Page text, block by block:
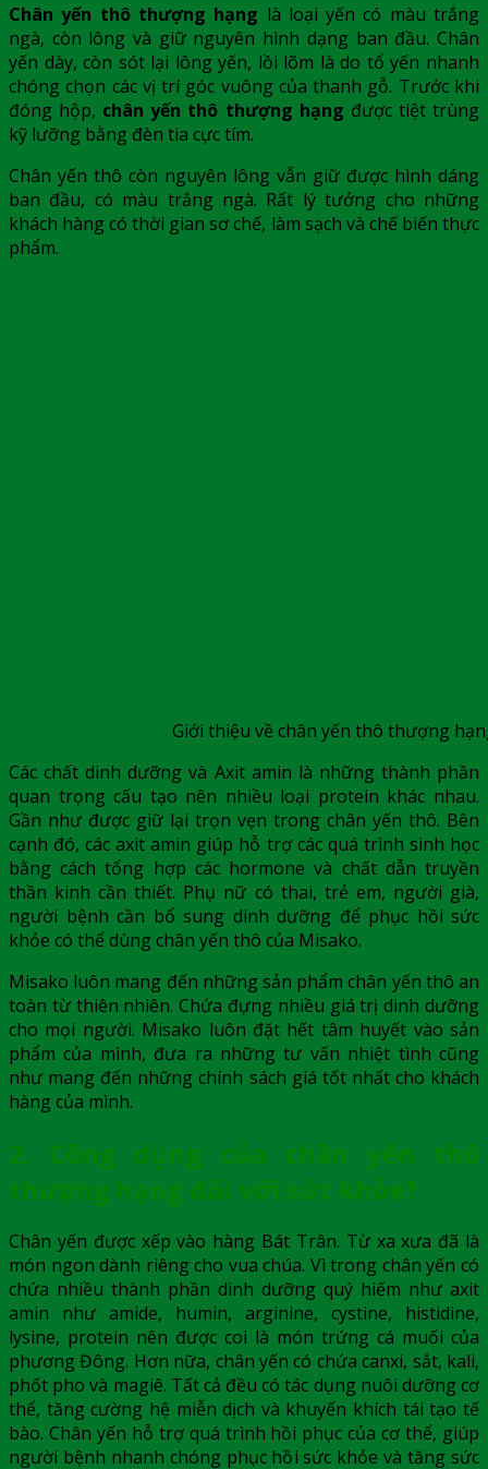
Chân yến thôthượng hạng là loại yến có màu trắng
ngà, còn lông và giữ nguyên hình dạng ban đầu. Chân
yến dày, còn sót lại lông yến, lồi lõm là do tổ yến nhanh
chóng chọn các vị trí góc vuông của thanh gỗ. Trước khi
đóng hộp, chân yến thô thượng hạng được tiệt trùng
kỹ lưỡng bằng đèn tia cực tím.
Chân yến thô còn nguyên lông vẫn giữ được hình dáng
ban đầu, có màu trắng ngà. Rất lý tưởng cho những
khách hàng có thời gian sơ chế, làm sạch và chế biến thực
phẩm.
Giới thiệu về chân yến thô thượng
Các chất dinh dưỡng và Axit amin là những thành phần
quan trọng cấu tạo nên nhiều loại protein khác nhau.
Gần như được giữ lại trọn vẹn trong chân yến thô. Bên
cạnh đó, các axit amin giúp hỗ trợ các quá trình sinh học
bằng cách tổng hợp các hormone và chất dẫn truyền
thần kinh cần thiết. Phụ nữ có thai, trẻ em, người già,
người bệnh cần bổ sung dinh dưỡng để phục hồi sức
khỏe có thể dùng chân yến thô của Misako.
Misako luôn mang đến những sản phẩmchân yến thô an
toàn từ thiên nhiên. Chứa đựng nhiều giá trị dinh dưỡng
cho mọi người. Misako luôn đặt hết tâm huyết vào sản
phẩm của mình, đưa ra những tư vấn nhiệt tình cũng
như mang đến những chính sách giá tốt nhất cho khách
hàng của mình.
2. Công dụng của chân yến thô
thượng hạng đối với sức khỏe?
Chân yến được xếp vào hàng Bát Trân. Từ xa xưa đã là
món ngon dành riêng cho vua chúa. Vì trong chân yến có
chứa nhiều thành phần dinh dưỡng quý hiếm như axit
amin như amide, humin, arginine, cystine, histidine,
lysine, protein nên được coi là món trứng cá muối của
phương Đông. Hơn nữa, chân yến có chứa canxi, sắt, kali,
phốt pho và magiê. Tất cả đều có tác dụng nuôi dưỡng cơ
thể, tăng cường hệ miễn dịch và khuyến khích tái tạo tế
bào. Chân yến hỗ trợ quá trình hồi phục của cơ thể, giúp
người bệnh nhanh chóng phục hồi sức khỏe và tăng sức